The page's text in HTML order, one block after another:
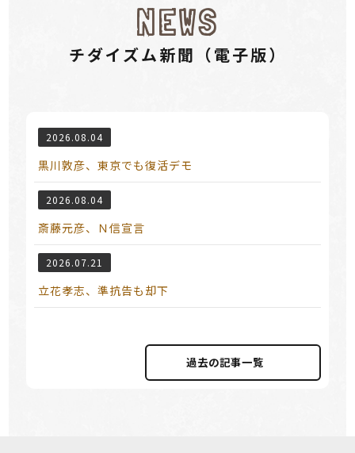
NEWS
チダイズム新聞（電⼦版）
2026.08.04
黒川敦彦、東京でも復活デモ
2026.08.04
斎藤元彦、Ｎ信宣言
2026.07.21
立花孝志、準抗告も却下
過去の記事⼀覧